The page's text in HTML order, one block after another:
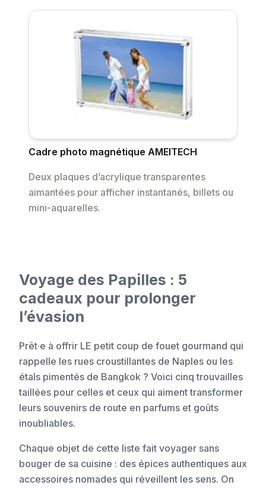
Cadre photo magnétique AMEITECH
Deux plaques d’acrylique transparentes
aimantées pour afficher instantanés, billets ou
mini-aquarelles.
Voyage des Papilles : 5
cadeaux pour prolonger
l’évasion
Prêt·e à offrir LE petit coup de fouet gourmand qui
rappelle les rues croustillantes de Naples ou les
étals pimentés de Bangkok ? Voici cinq trouvailles
taillées pour celles et ceux qui aiment transformer
leurs souvenirs de route en parfums et goûts
inoubliables.
Chaque objet de cette liste fait voyager sans
bouger de sa cuisine : des épices authentiques aux
accessoires nomades qui réveillent les sens. On